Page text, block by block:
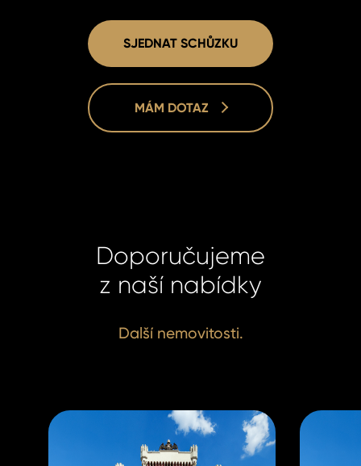
SJEDNAT SCHŮZKU
MÁM DOTAZ
Doporučujeme
z naší nabídky
Další nemovitosti.